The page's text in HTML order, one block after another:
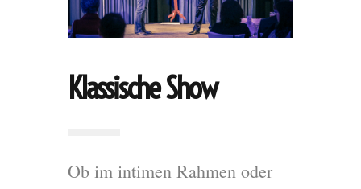
Klassische Show
Ob im intimen Rahmen oder